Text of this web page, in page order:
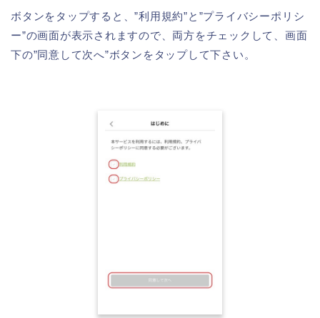
ボタンをタップすると、”利用規約”と”プライバシーポリシ
ー”の画面が表示されますので、両方をチェックして、画面
下の”同意して次へ”ボタンをタップして下さい。